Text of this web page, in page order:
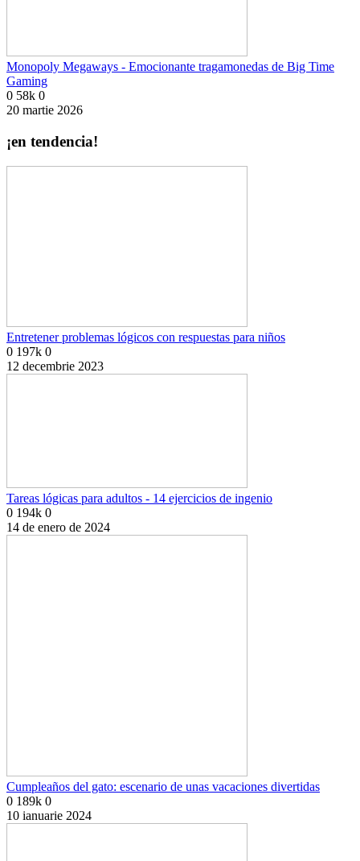
Monopoly Megaways - Emocionante tragamonedas de Big Time
Gaming
0 58k 0
20 martie 2026
¡en tendencia!
Entretener problemas lógicos con respuestas para niños
0 197k 0
12 decembrie 2023
Tareas lógicas para adultos - 14 ejercicios de ingenio
0 194k 0
14 de enero de 2024
Cumpleaños del gato: escenario de unas vacaciones divertidas
0 189k 0
10 ianuarie 2024